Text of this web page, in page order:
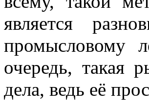
является
промысловому
очередь, такая
дела, ведь её